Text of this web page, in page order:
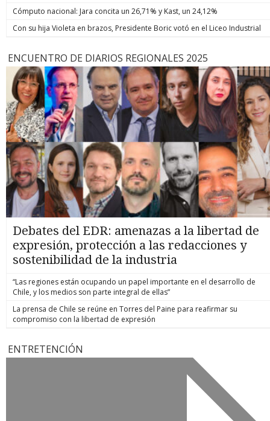
Cómputo nacional: Jara concita un 26,71% y Kast, un 24,12%
Con su hija Violeta en brazos, Presidente Boric votó en el Liceo Industrial
ENCUENTRO DE DIARIOS REGIONALES 2025
Debates del EDR: amenazas a la libertad de
expresión, protección a las redacciones y
sostenibilidad de la industria
“Las regiones están ocupando un papel importante en el desarrollo de
Chile, y los medios son parte integral de ellas”
La prensa de Chile se reúne en Torres del Paine para reafirmar su
compromiso con la libertad de expresión
ENTRETENCIÓN